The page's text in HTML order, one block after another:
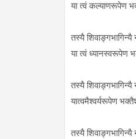
या त्वं कल्याणरूपेण
तस्यै
या त्वं ध्यानस्वरूपेण
तस्यै
यात्वमैश्वर्यरूपेण
तस्यै